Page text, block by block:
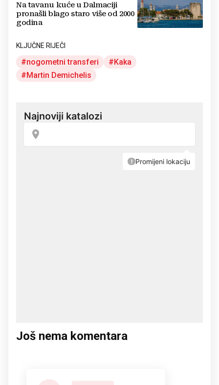
Na tavanu kuće u Dalmaciji
pronašli blago staro više od 2000
godina
KLJUČNE RIJEČI
nogometni transferi
Kaka
Martin Demichelis
Još nema komentara